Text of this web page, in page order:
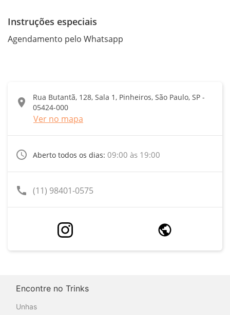
Instruções especiais
Agendamento pelo Whatsapp
location_on
Rua Butantã, 128, Sala 1, Pinheiros, São Paulo, SP -
05424-000
Ver no mapa
access_time Aberto todos os dias: 09:00 às 19:00
call (11) 98401-0575
Encontre no Trinks
Unhas